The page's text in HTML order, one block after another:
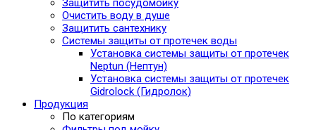
Защитить посудомойку
Очистить воду в душе
Защитить сантехнику
Системы защиты от протечек воды
Установка системы защиты от протечек
Neptun (Нептун)
Установка системы защиты от протечек
Gidrolock (Гидролок)
Продукция
По категориям